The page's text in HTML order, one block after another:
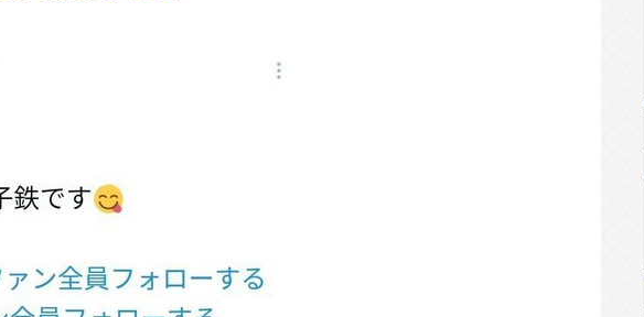
朝鮮」と主張し、チラシを配布する輩が発生
事故、ガチで地獄www
をしてたら孫が運転する車にはねられ死亡
業着使用男性、熱中症で死亡 スポーツドリンクやゼリー飲
からエアコン室外機を盗んだ日本人(47)が逮捕されるwww